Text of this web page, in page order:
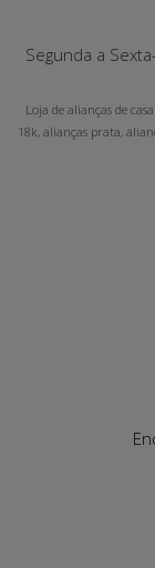
Segunda a
Loja de alianças de
18k, alianças prata,